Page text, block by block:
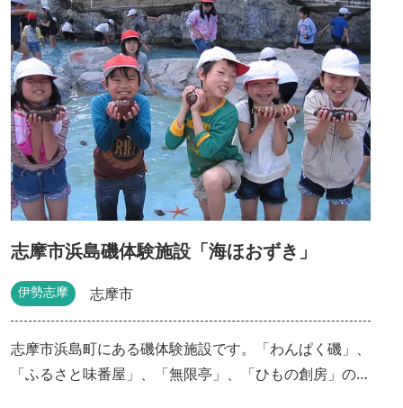
志摩市浜島磯体験施設「海ほおずき」
伊勢志摩 志摩市
志摩市浜島町にある磯体験施設です。「わんぱく磯」、
「ふるさと味番屋」、「無限亭」、「ひもの創房」の４